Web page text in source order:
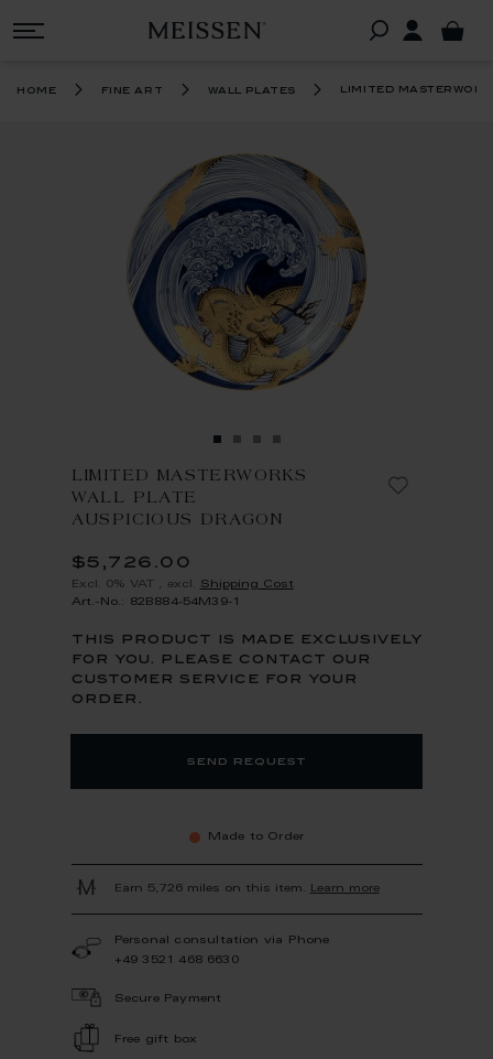
home fine art wall plates limited
LIMITED MASTERWORKS
WALL PLATE
AUSPICIOUS DRAGON
$5,726.00
Excl. 0% VAT excl. Shipping Cost
Art.-No.: 82B884-54M39-1
this product is made exclusively
for you. please contact our
customer service for your
order.
send request
Made to Order
Earn 5,726 miles on this item. Learn more
Personal consultation via Phone
+49 3521 468 6630
Secure Payment
Free gift box